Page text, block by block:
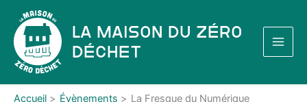
contenu
La Maison du Zéro
Déchet
Accueil Évènements La Fresque du Numérique